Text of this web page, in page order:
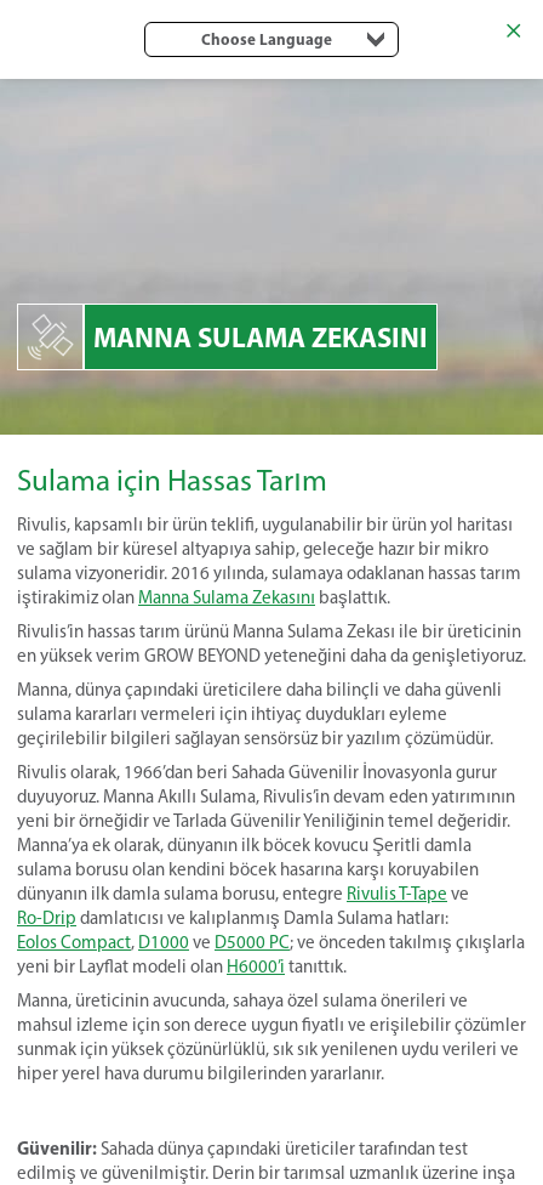
Choose Language
MANNA SULAMA ZEKASINI
Sulama için Hassas Tarım
Rivulis, kapsamlı bir ürün teklifi, uygulanabilir bir ürün yol haritası
ve sağlam bir küresel altyapıya sahip, geleceğe hazır bir mikro
sulama vizyoneridir. 2016 yılında, sulamaya odaklanan hassas tarım
iştirakimiz olanManna Sulama Zekasını başlattık.
Rivulis’in hassas tarım ürünü Manna Sulama Zekası ile bir üreticinin
en yüksek verim GROW BEYOND yeteneğini daha da genişletiyoruz.
Manna, dünya çapındaki üreticilere daha bilinçli ve daha güvenli
sulama kararları vermeleri için ihtiyaç duydukları eyleme
geçirilebilir bilgileri sağlayan sensörsüz bir yazılım çözümüdür.
Rivulis olarak, 1966’dan beri Sahada Güvenilir İnovasyonla gurur
duyuyoruz. Manna Akıllı Sulama, Rivulis’in devam eden yatırımının
yeni bir örneğidir veTarladaGüvenilir Yeniliğinin temel değeridir.
Manna’ya ek olarak, dünyanın ilk böcek kovucu Şeritli damla
sulama borusu olan kendini böcek hasarına karşı koruyabilen
dünyanın ilk damla sulama borusu, entegre Rivulis T-Tape ve
Ro-Drip damlatıcısı ve kalıplanmış Damla Sulama hatları:
Eolos Compact, D1000 ve D5000 PC; ve önceden takılmış çıkışlarla
yeni bir Layflat modeli olan H6000’i tanıttık.
Manna, üreticinin avucunda, sahaya özel sulama önerileri ve
mahsul izleme için son derece uygun fiyatlı ve erişilebilir çözümler
sunmak için yüksek çözünürlüklü, sık sık yenilenen uydu verileri ve
hiper yerel hava durumu bilgilerinden yararlanır.
Güvenilir:Sahada dünya çapındaki üreticiler tarafından test
edilmiş ve güvenilmiştir. Derin bir tarımsal uzmanlık üzerine inşa